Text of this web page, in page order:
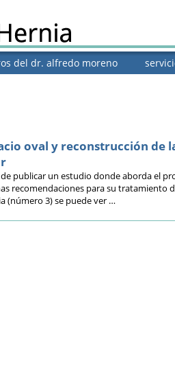
del dr. alfredo moreno
oval y reconstrucción de
publicar un estudio donde aborda el
recomendaciones para su tratamiento
(número 3) se puede ver …